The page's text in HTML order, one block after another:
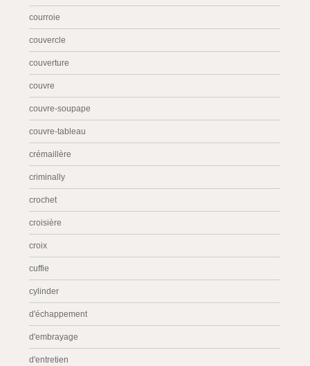
courroie
couvercle
couverture
couvre
couvre-soupape
couvre-tableau
crémaillère
criminally
crochet
croisière
croix
cuffie
cylinder
d'échappement
d'embrayage
d'entretien